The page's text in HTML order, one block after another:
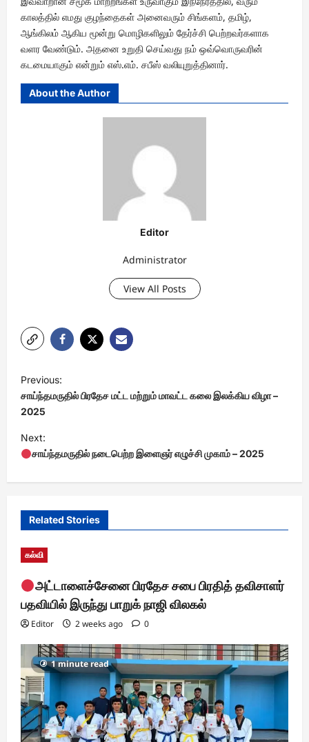
காலத்தில் எமது குழந்தைகள் அனைவரும் சிங்களம், தமிழ்,
ஆங்கிலம் ஆகிய மூன்று மொழிகளிலும் தேர்ச்சி பெற்றவர்களாக
வளர வேண்டும். அதனை உறுதி செய்வது நம் ஒவ்வொருவரின்
கடமையாகும் என்றும் எஸ்.எம். சபீஸ் வலியுறுத்தினார்.
About the Author
Editor
Administrator
View All Posts
P
o
s
t
n
a
a
t
i
o
n
Previous:
சாய்ந்தமருதில் பிரதேச மட்ட மற்றும் மாவட்ட கலை இலக்கிய விழா –
2025
Next:
சாய்ந்தமருதில் நடைபெற்ற இளைஞர் எழுச்சி முகாம் – 2025
Related Stories
கல்வி
அட்டாளைச்சேனை பிரதேச சபை பிரதித் தவிசாளர்
பதவியில் இருந்து பாறுக் நாஜி விலகல்
Editor 2 weeks ago 0
1 minute read